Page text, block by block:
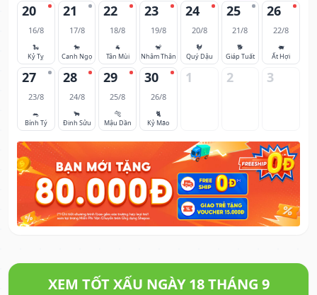
20
16/8
🐍
Kỷ Tỵ
21
17/8
🐎
Canh Ngọ
22
18/8
🐐
Tân Mùi
23
19/8
🐒
Nhâm Thân
24
20/8
🐓
Quý Dậu
25
21/8
🐕
Giáp Tuất
26
22/8
🐖
Ất Hợi
27
23/8
🐀
Bính Tý
28
24/8
🐂
Đinh Sửu
29
25/8
🐅
Mậu Dần
30
26/8
🐈
Kỷ Mão
1 2 3
XEM TỐT XẤU NGÀY 18 THÁNG 9